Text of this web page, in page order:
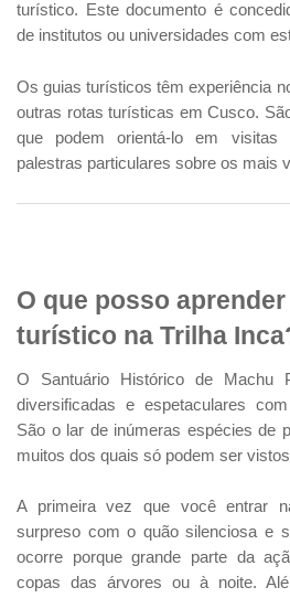
turístico. Este documento é
de institutos ou universidades com
Os guias turísticos têm experiência
outras rotas turísticas em Cusco.
que podem orientá-lo em visitas
palestras particulares sobre os mais
O que posso
turístico na Trilha
O Santuário Histórico de Machu
diversificadas e espetaculares
São o lar de inúmeras espécies de
muitos dos quais só podem ser
A primeira vez que você entrar
surpreso com o quão silenciosa e
ocorre porque grande parte da
copas das árvores ou à noite.